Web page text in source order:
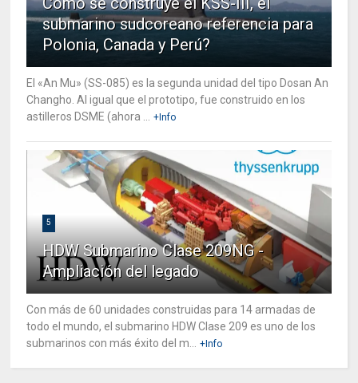
submarino sudcoreano referencia para
Polonia, Canada y Perú?
El «An Mu» (SS-085) es la segunda unidad del tipo Dosan An
Changho. Al igual que el prototipo, fue construido en los
astilleros DSME (ahora ...
+Info
5
HDW Submarino Clase 209NG -
Ampliación del legado
Con más de 60 unidades construidas para 14 armadas de
todo el mundo, el submarino HDW Clase 209 es uno de los
submarinos con más éxito del m...
+Info